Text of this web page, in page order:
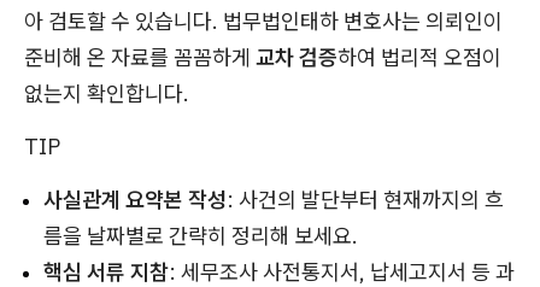
아 검토할 수 있습니다. 법무법인태하 변호사는 의뢰인이
준비해 온 자료를 꼼꼼하게 교차 검증하여 법리적 오점이
없는지 확인합니다.
TIP
사실관계 요약본 작성: 사건의 발단부터 현재까지의 흐
름을 날짜별로 간략히 정리해 보세요.
핵심 서류 지참: 세무조사 사전통지서, 납세고지서 등 과